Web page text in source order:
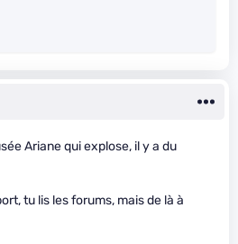
Ariane qui explose, il y a du
tu lis les forums, mais de là à